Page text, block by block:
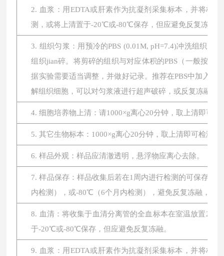
2. 血浆：用EDTA或肝素作为抗凝剂采集标本，并将标
测，或将上清置于-20℃或-80℃保存，但应避免反复冻融。
3. 组织匀浆：用预冷的PBS (0.01M, pH=7.4)冲洗组织，
组织jian碎。将剪碎的组织与对应体积的PBS（一般按
据实验需要适当调整，并做好记录。推荐在PBS中加入
解组织细胞，可以对匀浆液进行超声破碎，或反复冻融。
4. 细胞培养物上清：请1000×g离心20分钟，取上清即可
5. 其它生物标本：1000×g离心20分钟，取上清即可检测。
6. 样品外观：样品应清澈透明，悬浮物应离心去除。
7. 样品保存：样品收集后若在1周内进行检测的可保存
内检测），或-80℃（6个月内检测），避免反复冻融，标
8. 血清：将收集于血清分离管的全血标本在室温放置2小
于-20℃或-80℃保存，但应避免反复冻融。
9. 血浆：用EDTA或肝素作为抗凝剂采集标本，并将标